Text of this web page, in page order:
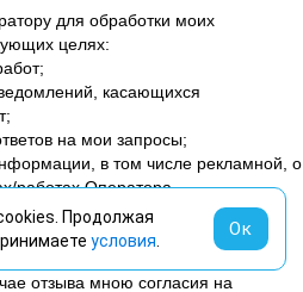
для обработки моих
целях:
касающихся
на мои запросы;
в том числе рекламной, о
работах Оператора.
до момента его отзыва путем
уведомления на электронный
отзыва мною согласия на
Продолжая
условия
Ок